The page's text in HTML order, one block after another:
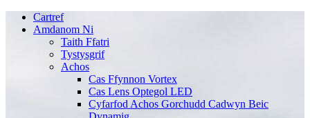
Cartref
Amdanom Ni
Taith Ffatri
Tystysgrif
Achos
Cas Ffynnon Vortex
Cas Lens Optegol LED
Cyfarfod Achos Gorchudd Cadwyn Beic